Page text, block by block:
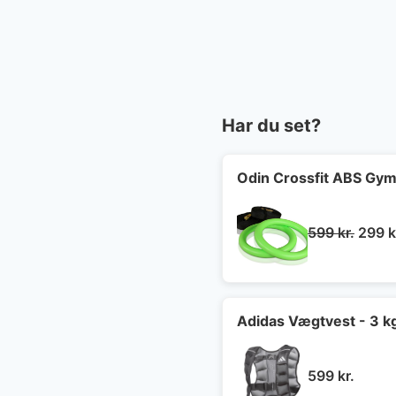
Har du set?
Odin Crossfit ABS
599kr. Den
599
299
Adidas Vægtvest - 3
599 kr.